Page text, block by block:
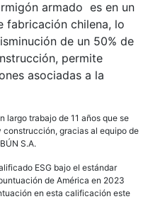
armado es en un
fabricación chilena, lo
de un 50% de
permite
asociadas a la
largo trabajo de 11 años que se
construcción, gracias al equipo de
S.A.
ESG bajo el estándar
de América en 2023
en esta calificación este